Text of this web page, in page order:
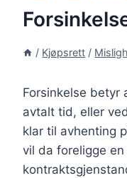
/ Kjøpsrett /
Forsinkelse betyr
avtalt tid, eller
klar til avhenting
vil da foreligge